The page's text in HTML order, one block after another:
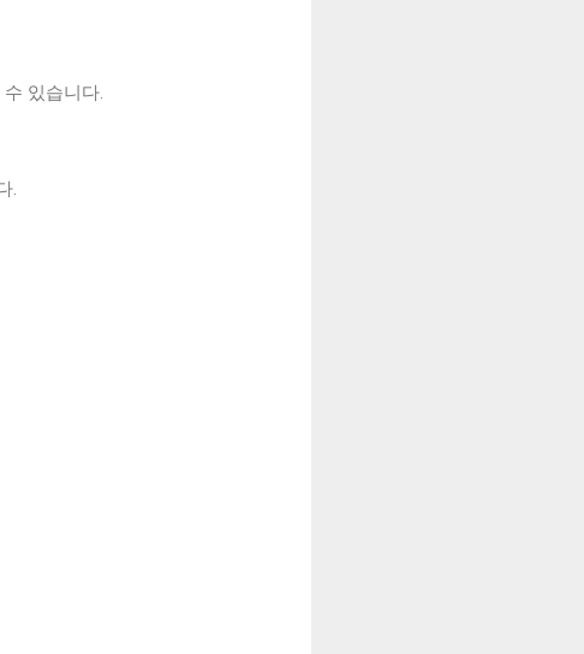
있습니다.
.